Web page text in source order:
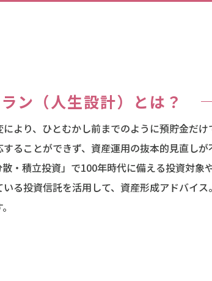
ン（人生設計）とは？
より、ひとむかし前までのように預貯金だ
ることができず、資産運用の抜本的見直しが
・積立投資」で100年時代に備える投資対象
いる投資信託を活用して、資産形成アドバイ